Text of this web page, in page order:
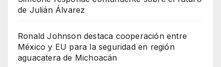
de Julián Álvarez
Ronald Johnson destaca cooperación entre
México y EU para la seguridad en región
aguacatera de Michoacán